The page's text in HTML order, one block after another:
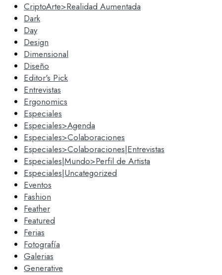
CriptoArte>Realidad Aumentada
Dark
Day
Design
Dimensional
Diseño
Editor's Pick
Entrevistas
Ergonomics
Especiales
Especiales>Agenda
Especiales>Colaboraciones
Especiales>Colaboraciones|Entrevistas
Especiales|Mundo>Perfil de Artista
Especiales|Uncategorized
Eventos
Fashion
Feather
Featured
Ferias
Fotografía
Galerias
Generative